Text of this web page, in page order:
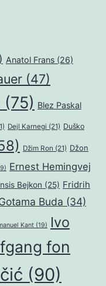
Anatol Frans (26)
(47)
(75) Blez Paskal
Dejl Karnegi (21) Duško
Džim Ron (21) Džon
Ernest Hemingvej
Bejkon (25) Fridrih
Buda (34)
Kant (19)
Ivo
fon
(90)